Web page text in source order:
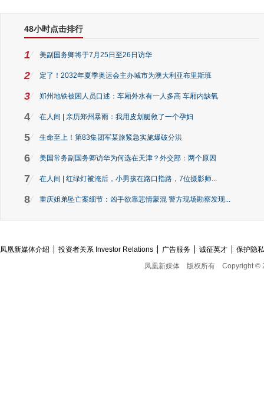
48小时点击排行
1 美副国务卿将于7月25日至26日访华
2 定了！2032年夏季奥运会主办城市为澳大利亚布里斯班
3 郑州地铁被困人员口述：车厢外水有一人多高 车厢内缺氧
4 在人间 | 亲历郑州暴雨：我用皮划艇救了一个孕妇
5 生命至上！第83集团军某旅紧急实施爆破分洪
6 美国常务副国务卿访华为何选在天津？外交部：两个原因
7 在人间 | 红绿灯被淹后，小男孩在路口指路，7位摄影师...
8 重庆姐弟坠亡案细节：凶手欲靠悲情蒙混 警方现场勘察发现...
凤凰新媒体介绍 投资者关系 Investor Relations 广告服务 诚征英才
保护隐
凤凰新媒体
版权所有 Copyright ©